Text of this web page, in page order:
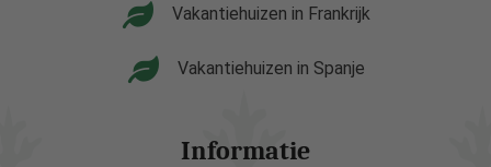
Vakantiehuizen in Frankrijk
Vakantiehuizen in Spanje
Informatie